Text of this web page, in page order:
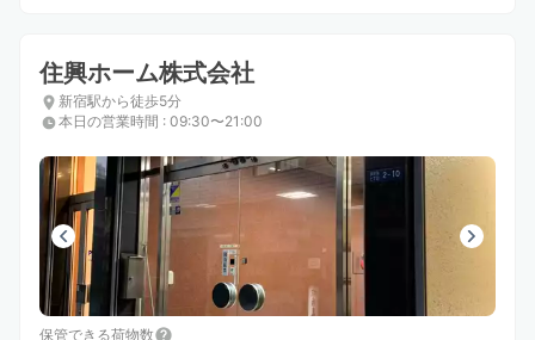
住興ホーム株式会社
新宿駅から徒歩5分
本日の営業時間 : 09:30〜21:00
保管できる荷物数